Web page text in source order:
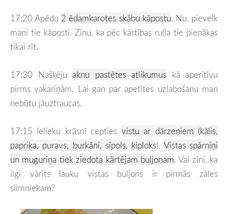
17:20 Apēdu 2 ēdamkarotes skābu kāpostu. Nu, pievelk
mani tie kāposti. Zinu, ka pēc kārtības ruļļa tie pienākas
tikai rīt.
17:30 Našķēju aknu pastētes atlikumus kā aperitīvu
pirms vakariņām. Lai gan par apetītes uzlabošanu man
nebūtu jāuztraucas.
17:15 Ielieku krāsnī cepties vistu ar dārzeņiem (kālis,
paprika, puravs, burkāni, sīpols, ķiploks). Vistas spārniņi
un muguriņa tiek ziedota kārtējam buljonam. Vai zini, ka
ilgi vārīts lauku vistas buljons ir pirmās zāles
slimniekam?